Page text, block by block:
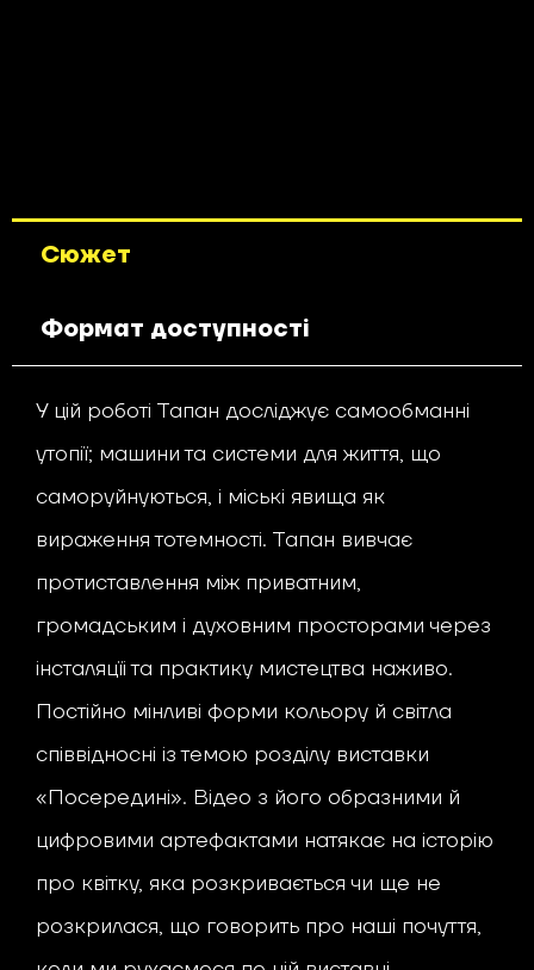
Сюжет
Формат доступності
У цій роботі Тапан досліджує самообманні
утопії; машини та системи для життя, що
саморуйнуються, і міські явища як
вираження тотемності. Тапан вивчає
протиставлення між приватним,
громадським і духовним просторами через
інсталяцїі та практику мистецтва наживо.
Постійно мінливі форми кольору й світла
співвідносні із темою розділу виставки
«Посередині». Відео з його образними й
цифровими артефактами натякає на історію
про квітку, яка розкривається чи ще не
розкрилася, що говорить про наші почуття,